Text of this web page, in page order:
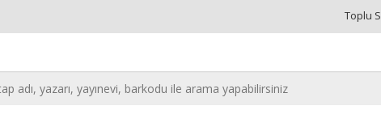
Toplu